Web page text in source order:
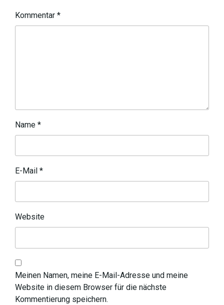
Kommentar *
Name *
E-Mail *
Website
Meinen Namen, meine E-Mail-Adresse und meine
Website in diesem Browser für die nächste
Kommentierung speichern.